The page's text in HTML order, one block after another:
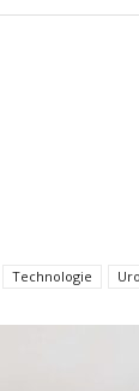
Technologie